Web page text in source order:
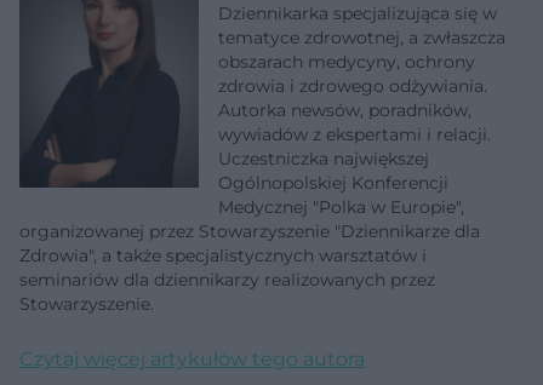
Dziennikarka specjalizująca się w
tematyce zdrowotnej, a zwłaszcza
obszarach medycyny, ochrony
zdrowia i zdrowego odżywiania.
Autorka newsów, poradników,
wywiadów z ekspertami i relacji.
Uczestniczka największej
Ogólnopolskiej Konferencji
Medycznej "Polka w Europie",
organizowanej przez Stowarzyszenie "Dziennikarze dla
Zdrowia", a także specjalistycznych warsztatów i
seminariów dla dziennikarzy realizowanych przez
Stowarzyszenie.
Czytaj więcej artykułów tego autora